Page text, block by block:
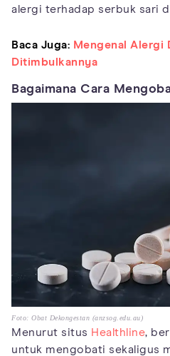
alergi terhadap serbuk sari
Baca Juga: Mengenal Alergi
Ditimbulkannya
Bagaimana Cara
Foto: Obat Dekongestan (anzsog.edu.au)
Menurut situs Healthline,
untuk mengobati sekaligus